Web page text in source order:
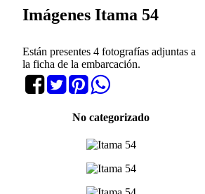
Imágenes Itama 54
Están presentes 4 fotografías adjuntas a
la ficha de la embarcación.
No categorizado